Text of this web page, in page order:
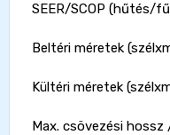
SEER/SCOP (hűtés/
Beltéri méretek
Kültéri méretek
Max. csövezési